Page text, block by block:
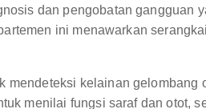
dan pengobatan gangguan
ini menawarkan
mendeteksi kelainan gelombang
menilai fungsi saraf dan otot,